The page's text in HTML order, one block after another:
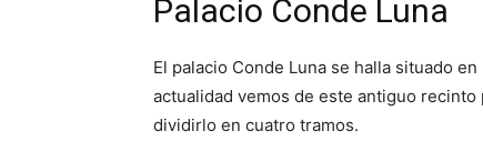
Palacio Conde Luna
El palacio Conde Luna se halla situado
actualidad vemos de este antiguo
dividirlo en cuatro tramos.